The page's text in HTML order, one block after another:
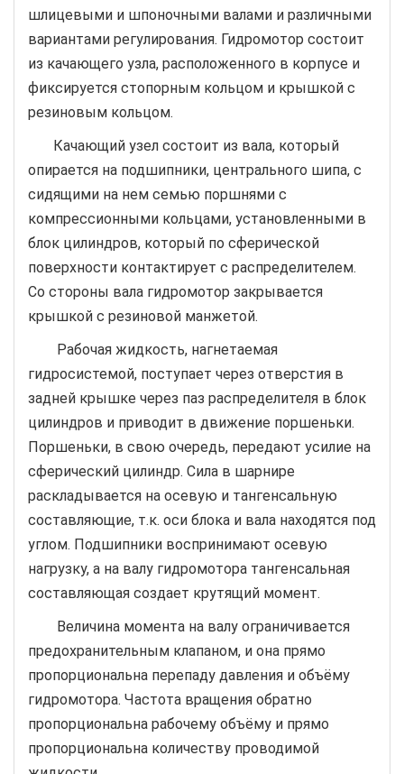
шлицевыми и шпоночными валами и различными
вариантами регулирования. Гидромотор состоит
из качающего узла, расположенного в корпусе и
фиксируется стопорным кольцом и крышкой с
резиновым кольцом.
Качающий узел состоит из вала, который
опирается на подшипники, центрального шипа, с
сидящими на нем семью поршнями с
компрессионными кольцами, установленными в
блок цилиндров, который по сферической
поверхности контактирует с распределителем.
Со стороны вала гидромотор закрывается
крышкой с резиновой манжетой.
Рабочая жидкость, нагнетаемая
гидросистемой, поступает через отверстия в
задней крышке через паз распределителя в блок
цилиндров и приводит в движение поршеньки.
Поршеньки, в свою очередь, передают усилие на
сферический цилиндр. Сила в шарнире
раскладывается на осевую и тангенсальную
составляющие, т.к. оси блока и вала находятся под
углом. Подшипники воспринимают осевую
нагрузку, а на валу гидромотора тангенсальная
составляющая создает крутящий момент.
Величина момента на валу ограничивается
предохранительным клапаном, и она прямо
пропорциональна перепаду давления и объёму
гидромотора. Частота вращения обратно
пропорциональна рабочему объёму и прямо
пропорциональна количеству проводимой